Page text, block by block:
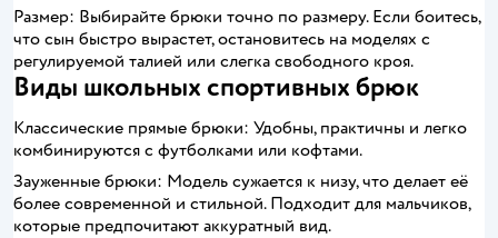
Размер: Выбирайте брюки точно по размеру. Если боитесь,
что сын быстро вырастет, остановитесь на моделях с
регулируемой талией или слегка свободного кроя.
Виды школьных спортивных брюк
Классические прямые брюки: Удобны, практичны и легко
комбинируются с футболками или кофтами.
Зауженные брюки: Модель сужается к низу, что делает её
более современной и стильной. Подходит для мальчиков,
которые предпочитают аккуратный вид.